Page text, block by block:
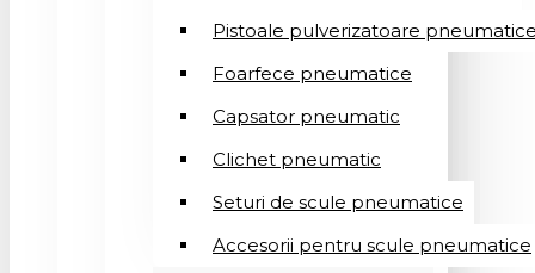
Pistoale pulverizatoare
Foarfece pneumatice
Capsator pneumatic
Clichet pneumatic
Seturi de scule pneumatice
Accesorii pentru scule pneumatice